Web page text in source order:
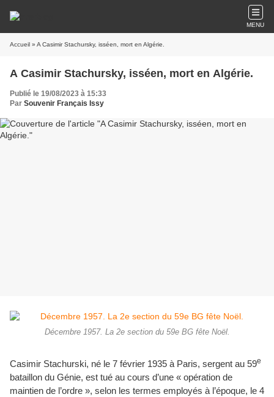
MENU
Accueil » A Casimir Stachursky, isséen, mort en Algérie.
A Casimir Stachursky, isséen, mort en Algérie.
Publié le 19/08/2023 à 15:33
Par Souvenir Français Issy
Décembre 1957. La 2e section du 59e BG fête Noël.
Casimir Stachurski, né le 7 février 1935 à Paris, sergent au 59e
bataillon du Génie, est tué au cours d’une « opération de
maintien de l’ordre », selon les termes employés à l’époque, le 4